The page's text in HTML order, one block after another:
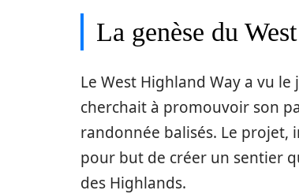
La genèse du
Le West Highland Way a vu le
cherchait à promouvoir son
randonnée balisés. Le projet,
pour but de créer un sentier
des Highlands.